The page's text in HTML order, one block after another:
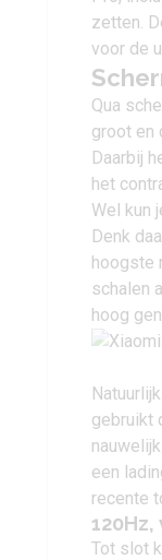
zetten.
voor de
Qua
groot en
Daarbij
het
Wel kun
Denk
hoogste
schalen
hoog
gebruikt
een
recente
Tot slot